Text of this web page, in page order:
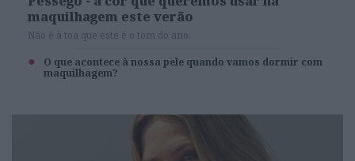
maquilhagem este verão
Não é à toa que este é o tom do ano.
O que acontece à nossa pele quando vamos dormir com
maquilhagem?